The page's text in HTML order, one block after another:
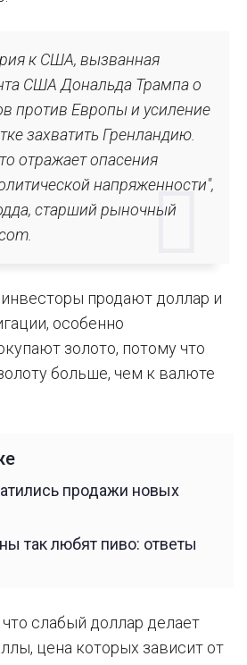
к США, вызванная
США Дональда Трампа о
против Европы и усиление
захватить Гренландию.
отражает опасения
напряженности",
старший рыночный
продают доллар и
особенно
золото, потому что
больше, чем к валюте
продажи новых
так любят пиво: ответы
слабый доллар делает
цена которых зависит от